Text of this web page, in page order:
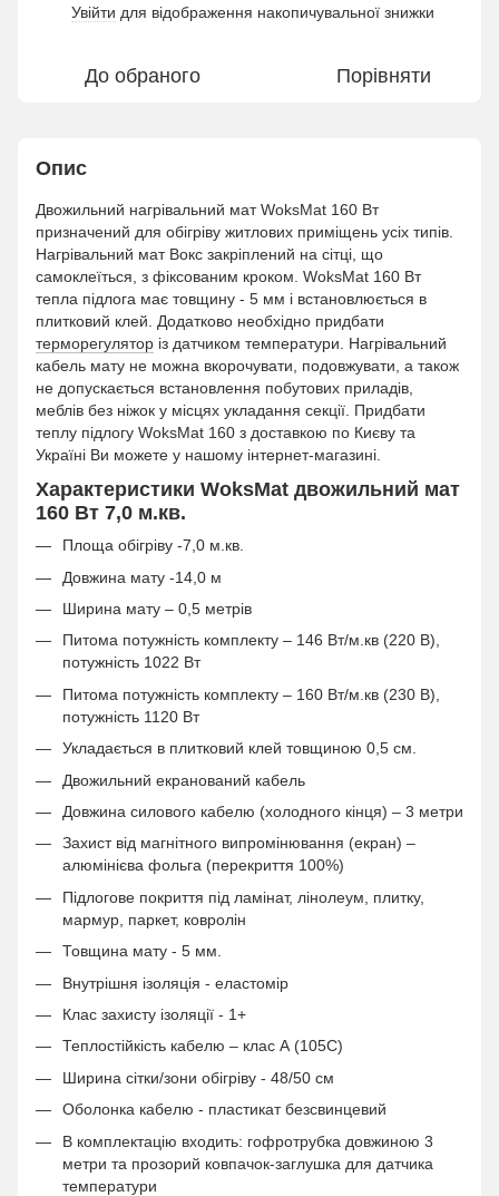
Увійти для відображення накопичувальної знижки
До обраного Порівняти
Опис
Двожильний нагрівальний мат WoksMat 160 Вт
призначений для обігріву житлових приміщень усіх типів.
Нагрівальний мат Вокс закріплений на сітці, що
самоклеїться, з фіксованим кроком. WoksMat 160 Вт
тепла підлога має товщину - 5 мм і встановлюється в
плитковий клей. Додатково необхідно придбати
терморегулятор із датчиком температури. Нагрівальний
кабель мату не можна вкорочувати, подовжувати, а також
не допускається встановлення побутових приладів,
меблів без ніжок у місцях укладання секції. Придбати
теплу підлогу WoksMat 160 з доставкою по Києву та
Україні Ви можете у нашому інтернет-магазині.
Характеристики WoksMat двожильний мат
160 Вт 7,0 м.кв.
Площа обігріву -7,0 м.кв.
Довжина мату -14,0 м
Ширина мату – 0,5 метрів
Питома потужність комплекту – 146 Вт/м.кв (220 В),
потужність 1022 Вт
Питома потужність комплекту – 160 Вт/м.кв (230 В),
потужність 1120 Вт
Укладається в плитковий клей товщиною 0,5 см.
Двожильний екранований кабель
Довжина силового кабелю (холодного кінця) – 3 метри
Захист від магнітного випромінювання (екран) –
алюмінієва фольга (перекриття 100%)
Підлогове покриття під ламінат, лінолеум, плитку,
мармур, паркет, ковролін
Товщина мату - 5 мм.
Внутрішня ізоляція - еластомір
Клас захисту ізоляції - 1+
Теплостійкість кабелю – клас А (105С)
Ширина сітки/зони обігріву - 48/50 см
Оболонка кабелю - пластикат безсвинцевий
В комплектацію входить: гофротрубка довжиною 3
метри та прозорий ковпачок-заглушка для датчика
температури